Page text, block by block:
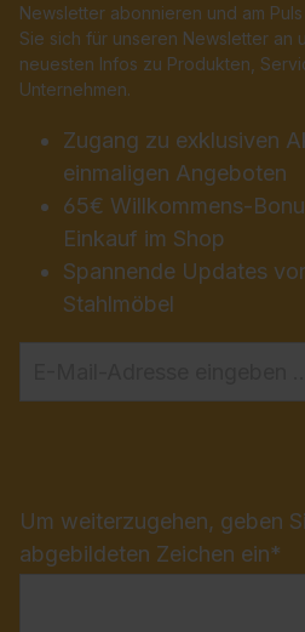
Newsletter abonnieren und am
Sie sich für unseren Newsletter an
neuesten Infos zu Produkten,
Unternehmen.
Zugang zu exklusiven
einmaligen Angeboten
65€ Willkommens-
Einkauf im Shop
Spannende Updates
Stahlmöbel
Um weiterzugehen, geben
abgebildeten Zeichen ein*